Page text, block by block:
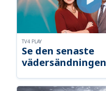
Se den senaste
vädersändningen
TV4 PLAY